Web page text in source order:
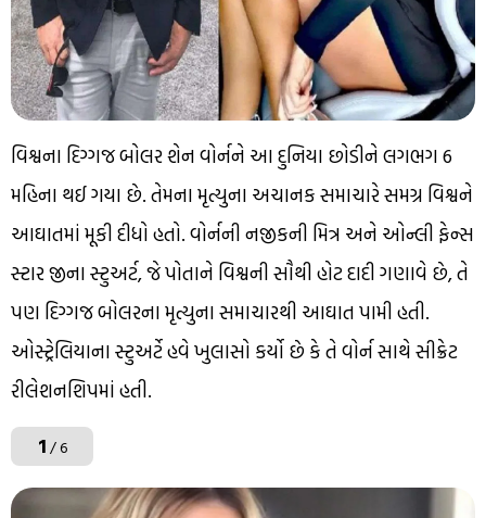
વિશ્વના દિગ્ગજ બોલર શેન વોર્નને આ દુનિયા છોડીને લગભગ 6
મહિના થઈ ગયા છે. તેમના મૃત્યુના અચાનક સમાચારે સમગ્ર વિશ્વને
આઘાતમાં મૂકી દીધો હતો. વોર્નની નજીકની મિત્ર અને ઓન્લી ફેન્સ
સ્ટાર જીના સ્ટુઅર્ટ, જે પોતાને વિશ્વની સૌથી હોટ દાદી ગણાવે છે, તે
પણ દિગ્ગજ બોલરના મૃત્યુના સમાચારથી આઘાત પામી હતી.
ઓસ્ટ્રેલિયાના સ્ટુઅર્ટે હવે ખુલાસો કર્યો છે કે તે વોર્ન સાથે સીક્રેટ
રીલેશનશિપમાં હતી.
1/ 6